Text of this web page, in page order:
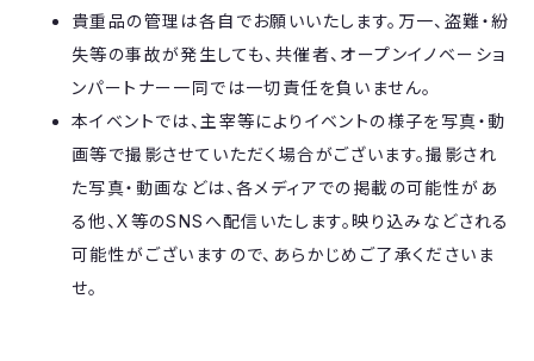
貴重品の管理は各自でお願いいたします。万一、盗難・紛
失等の事故が発生しても、共催者、オープンイノベーショ
ンパートナー一同では一切責任を負いません。
本イベントでは、主宰等によりイベントの様子を写真・動
画等で撮影させていただく場合がございます。撮影され
た写真・動画などは、各メディアでの掲載の可能性があ
る他、X等のSNSへ配信いたします。映り込みなどされる
可能性がございますので、あらかじめご了承くださいま
せ。